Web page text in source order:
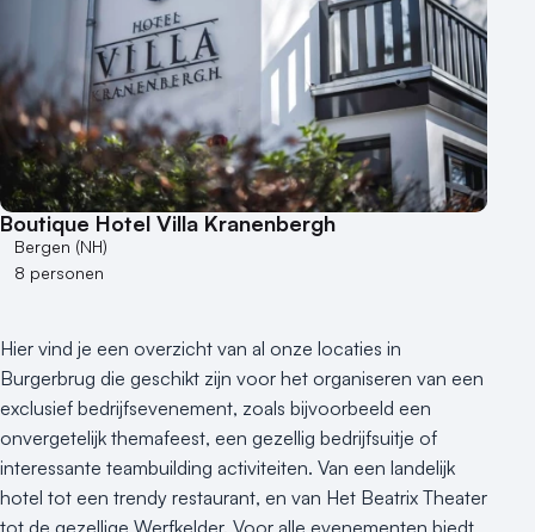
Boutique Hotel Villa Kranenbergh
Bergen (NH)
8 personen
Hier vind je een overzicht van al onze locaties in
Burgerbrug die geschikt zijn voor het organiseren van een
exclusief bedrijfsevenement, zoals bijvoorbeeld een
onvergetelijk themafeest, een gezellig bedrijfsuitje of
interessante teambuilding activiteiten. Van een landelijk
hotel tot een trendy restaurant, en van Het Beatrix Theater
tot de gezellige Werfkelder. Voor alle evenementen biedt